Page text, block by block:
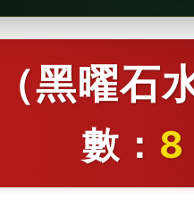
黑曜石
數： 8